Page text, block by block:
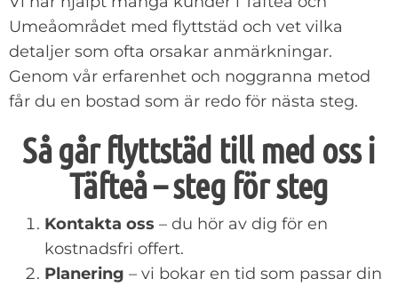
Umeåområdet med flyttstäd och vet vilka
detaljer som ofta orsakar anmärkningar.
Genom vår erfarenhet och noggranna metod
får du en bostad som är redo för nästa steg.
Så går flyttstäd till med oss i
Täfteå – steg för steg
Kontakta oss – du hör av dig för en
kostnadsfri offert.
Planering – vi bokar en tid som passar din